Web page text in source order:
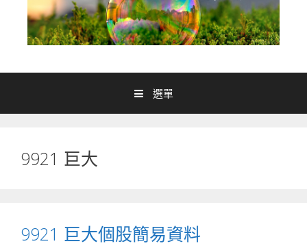
選單
9921 巨大
9921 巨大個股簡易資料